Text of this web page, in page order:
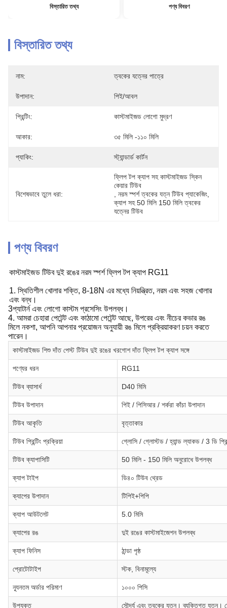
বিস্তারিত তথ্য পণ্য বিবরণ
বিস্তারিত তথ্য
নাম: ত্বকের যত্নের পাত্রে
উপাদান: পিই/আবল
প্রিন্টিং: কাস্টমাইজড লোগো মুদ্রণ
আকার: ৩৫ মিলি -১১০ মিলি
প্যাকিং: স্ট্যান্ডার্ড কার্টন
বিশেষভাবে তুলে ধরা:
ফ্লিপ টপ ক্যাপ সহ কাস্টমাইজড স্কিন
কেয়ার টিউব
নরম স্পর্শ ত্বকের যত্ন টিউব প্যাকেজিং
ক্যাপ সহ 50 মিলি 150 মিলি ত্বকের
যত্নের টিউব
পণ্য বিবরণ
কাস্টমাইজড টিউব দুই রঙের নরম স্পর্শ ফ্লিপ টপ ক্যাপ RG11
1. স্থিতিশীল খোলার শক্তি, 8-18N এর মধ্যে নিয়ন্ত্রিত, নরম এবং সহজ খোলার
এবং বন্ধ।
3প্যাটার্ন এবং লোগো কাস্টম প্রসেসিং উপলব্ধ।
4. আমরা চেহারা পেটেন্ট এবং কাঠামো পেটেন্ট আছে, উপরের এবং নীচের কভার রঙ
মিলে নকশা, আপনি আপনার প্রয়োজন অনুযায়ী রঙ মিলে প্রক্রিয়াকরণ চয়ন করতে
পারেন।
কাস্টমাইজড শিশু দাঁত পেস্ট টিউব দুই রঙের খরগোশ দাঁত ফ্লিপ টপ ক্যাপ সঙ্গে
পণ্যের ধরন RG11
টিউব ব্যাসার্ধ D40 মিমি
টিউব উপাদান পিই / পিসিআর / শর্করা কাঁচা উপাদান
টিউব আকৃতি বৃত্তাকার
টিউব প্রিন্টিং প্রক্রিয়া গ্লোসি / গ্লোস্টড / হ্যান্ড ল্যাকড / 3 ডি
টিউব ক্যাপাসিটি 50 মিলি - 150 মিলি অনুরোধে উপলব্ধ
ক্যাপ টাইপ ডি৪০ টিউব থ্রেড
ক্যাপের উপাদান টিপিই+পিপি
ক্যাপ আউটলেট 5.0 মিমি
ক্যাপের রঙ দুই রঙের কাস্টমাইজেশন উপলব্ধ
ক্যাপ ফিনিস ঠান্ডা পৃষ্ঠ
প্রোটোটাইপ স্টক, বিনামূল্যে
ন্যূনতম অর্ডার পরিমাণ ১০০০ পিসি
উপযুক্ত সৌন্দর্য এবং ত্বকের যত্ন। ব্যক্তিগত যত্ন।